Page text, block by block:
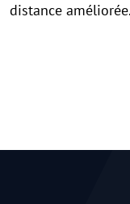
distance améliorée.